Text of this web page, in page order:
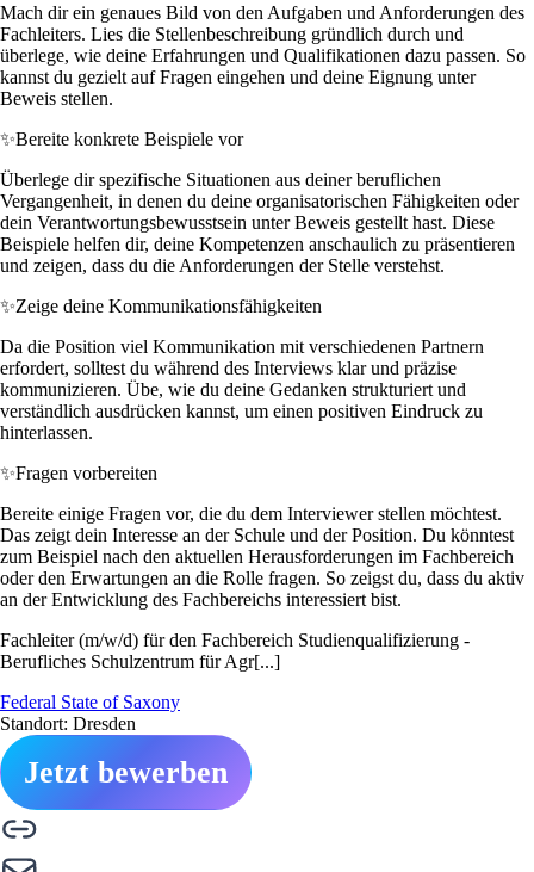
Mach dir ein genaues Bild von den Aufgaben und Anforderungen des
Fachleiters. Lies die Stellenbeschreibung gründlich durch und
überlege, wie deine Erfahrungen und Qualifikationen dazu passen. So
kannst du gezielt auf Fragen eingehen und deine Eignung unter
Beweis stellen.
✨Bereite konkrete Beispiele vor
Überlege dir spezifische Situationen aus deiner beruflichen
Vergangenheit, in denen du deine organisatorischen Fähigkeiten oder
dein Verantwortungsbewusstsein unter Beweis gestellt hast. Diese
Beispiele helfen dir, deine Kompetenzen anschaulich zu präsentieren
und zeigen, dass du die Anforderungen der Stelle verstehst.
✨Zeige deine Kommunikationsfähigkeiten
Da die Position viel Kommunikation mit verschiedenen Partnern
erfordert, solltest du während des Interviews klar und präzise
kommunizieren. Übe, wie du deine Gedanken strukturiert und
verständlich ausdrücken kannst, um einen positiven Eindruck zu
hinterlassen.
✨Fragen vorbereiten
Bereite einige Fragen vor, die du dem Interviewer stellen möchtest.
Das zeigt dein Interesse an der Schule und der Position. Du könntest
zum Beispiel nach den aktuellen Herausforderungen im Fachbereich
oder den Erwartungen an die Rolle fragen. So zeigst du, dass du aktiv
an der Entwicklung des Fachbereichs interessiert bist.
Fachleiter (m/w/d) für den Fachbereich Studienqualifizierung -
Berufliches Schulzentrum für Agr[...]
Federal State of Saxony
Standort: Dresden
Jetzt bewerben